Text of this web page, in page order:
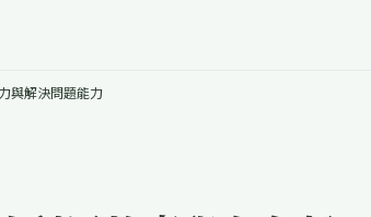
與解決問題能力